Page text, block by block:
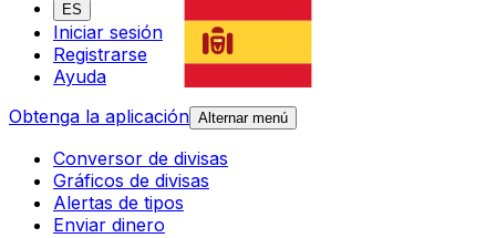
ES
Iniciar sesión
Registrarse
Ayuda
Obtenga la aplicación Alternar menú
Conversor de divisas
Gráficos de divisas
Alertas de tipos
Enviar dinero